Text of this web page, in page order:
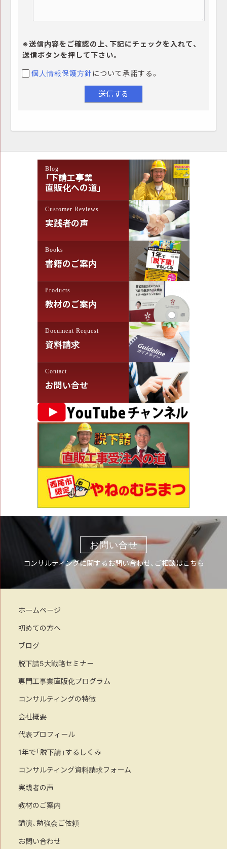
※送信内容をご確認の上、下記にチェックを入れて、
送信ボタンを押して下さい。
個人情報保護方針 について承諾する。
Blog
「下請工事業
直販化への道」
Customer Reviews
実践者の声
Books
書籍のご案内
Products
教材のご案内
Document Request
資料請求
Contact
お問い合せ
お問い合せ
コンサルティングに関するお問い合わせ、ご相談はこちら
ホームページ
初めての方へ
ブログ
脱下請5大戦略セミナー
専門工事業直販化プログラム
コンサルティングの特徴
会社概要
代表プロフィール
1年で「脱下請」するしくみ
コンサルティング資料請求フォーム
実践者の声
教材のご案内
講演、勉強会ご依頼
お問い合わせ